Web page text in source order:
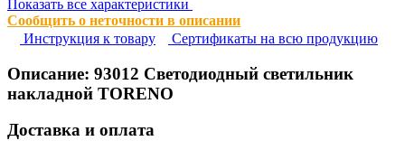
Показать все характеристики
Сообщить о неточности в описании
Инструкция к товару
Сертификаты на всю продукцию
Описание: 93012 Светодиодный светильник
накладной TORENO
Доставка и оплата